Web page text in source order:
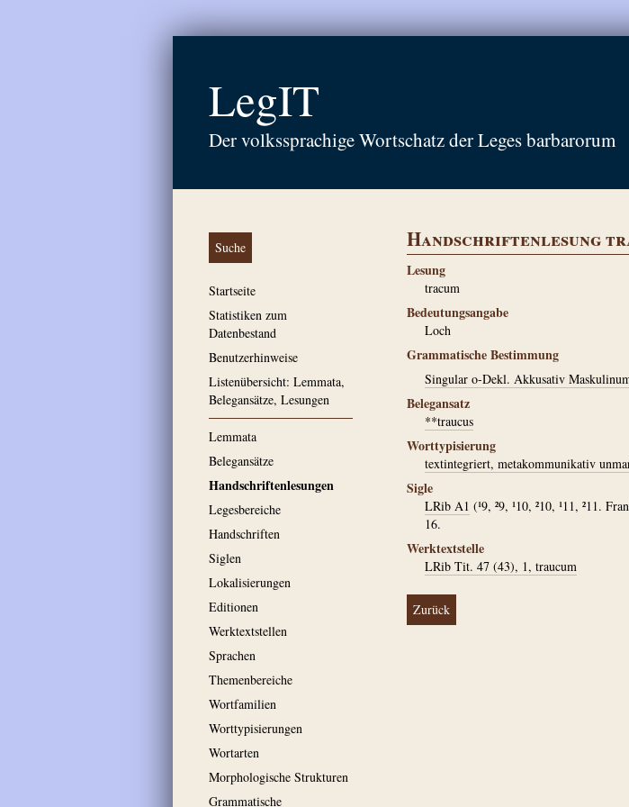
LegIT
Der volkssprachige Wortschatz der Leges barbarorum
Suche
Startseite
Statistiken zum
Datenbestand
Benutzerhinweise
Listenübersicht: Lemmata,
Belegansätze, Lesungen
Lemmata
Belegansätze
Handschriftenlesungen
Legesbereiche
Handschriften
Siglen
Lokalisierungen
Editionen
Werktextstellen
Sprachen
Themenbereiche
Wortfamilien
Worttypisierungen
Wortarten
Morphologische Strukturen
Grammatische
Handschriftenlesung
Lesung
tracum
Bedeutungsangabe
Loch
Grammatische Bestimmung
Singular o-Dekl. Akkusativ
Belegansatz
**traucus
Worttypisierung
textintegriert, metakommunikativ
Sigle
LRib A1 (¹9, ²9, ¹10, ²10, ¹11, ²11.
16.
Werktextstelle
LRib Tit. 47 (43), 1, traucum
Zurück